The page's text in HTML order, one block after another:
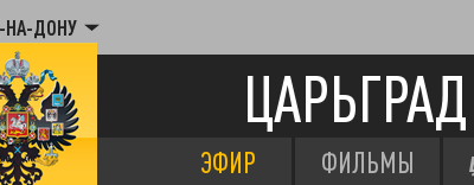
НА-ДОНУ
ЦАРЬГРАД
ЭФИР ФИЛЬМЫ